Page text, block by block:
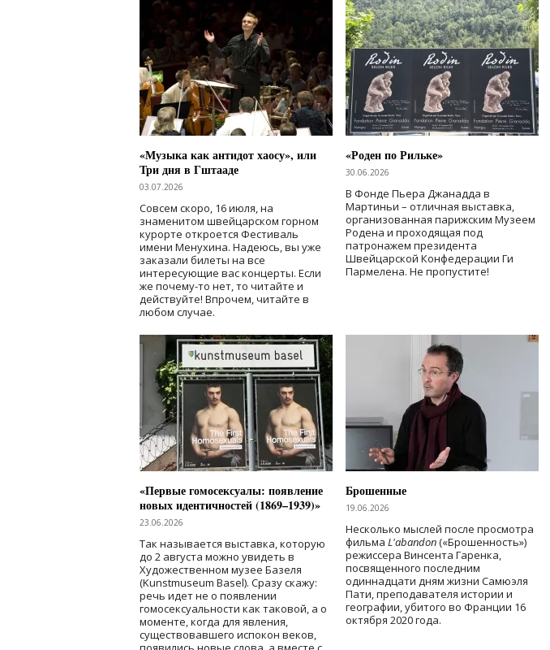
«Музыка как антидот хаосу», или
Три дня в Гштааде
03.07.2026
Совсем скоро, 16 июля, на
знаменитом швейцарском горном
курорте откроется Фестиваль
имени Менухина. Надеюсь, вы уже
заказали билеты на все
интересующие вас концерты. Если
же почему-то нет, то читайте и
действуйте! Впрочем, читайте в
любом случае.
«Роден по Рильке»
30.06.2026
В Фонде Пьера Джанадда в
Мартиньи – отличная выставка,
организованная парижским Музеем
Родена и проходящая под
патронажем президента
Швейцарской Конфедерации Ги
Пармелена. Не пропустите!
«Первые гомосексуалы: появление
новых идентичностей (1869–1939)»
23.06.2026
Так называется выставка, которую
до 2 августа можно увидеть в
Художественном музее Базеля
(Kunstmuseum Basel). Сразу скажу:
речь идет не о появлении
гомосексуальности как таковой, а о
моменте, когда для явления,
существовавшего испокон веков,
Брошенные
19.06.2026
Несколько мыслей после просмотра
фильма L'abandon(«Брошенность»)
режиссера Винсента Гаренка,
посвященного последним
одиннадцати дням жизни Самюэля
Пати, преподавателя истории и
географии, убитого во Франции 16
октября 2020 года.